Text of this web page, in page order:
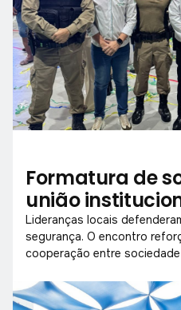
Formatura de
união
Lideranças locais
segurança. O encontro
cooperação entre